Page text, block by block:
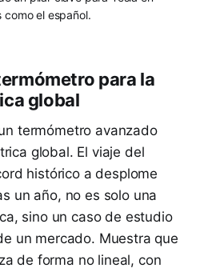
como el español.
para la
global
termómetro avanzado
global. El viaje del
histórico a desplome
un año, no es solo una
sino un caso de estudio
un mercado. Muestra que
de forma no lineal, con